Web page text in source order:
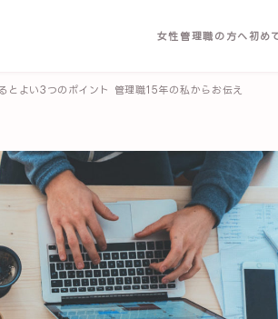
女性管理職の方へ初め
よい3つのポイント 管理職15年の私からお伝え